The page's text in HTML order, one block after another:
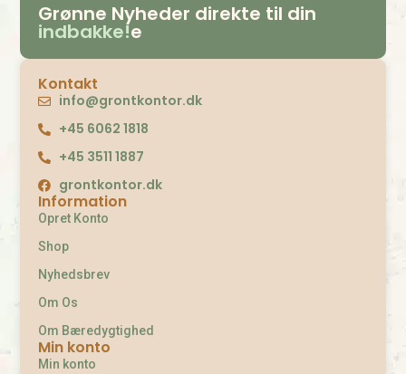
Grønne Nyheder direkte til din
indbakke!e
Kontakt
info@grontkontor.dk
+45 6062 1818
+45 3511 1887
grontkontor.dk
Information
Opret Konto
Shop
Nyhedsbrev
Om Os
Om Bæredygtighed
Min konto
Min konto